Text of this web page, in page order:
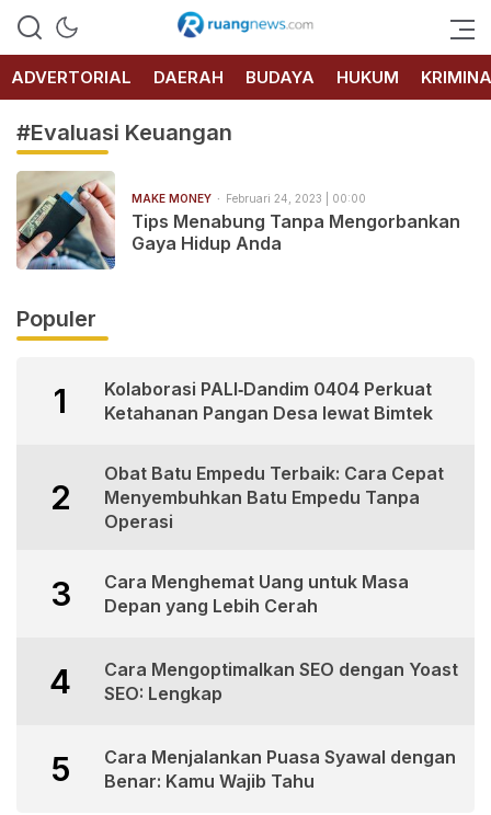
RUANG
NEWS
ADVERTORIAL
DAERAH BUDAYA HUKUM
#Evaluasi Keuangan
MAKE MONEY Februari 24, 2023 | 00:00
Tips Menabung Tanpa Mengorbankan
Gaya Hidup Anda
Populer
1
Kolaborasi PALI‑Dandim 0404 Perkuat
Ketahanan Pangan Desa lewat Bimtek
2
Obat Batu Empedu Terbaik: Cara Cepat
Menyembuhkan Batu Empedu Tanpa
Operasi
3
Cara Menghemat Uang untuk Masa
Depan yang Lebih Cerah
4
Cara Mengoptimalkan SEO dengan Yoast
SEO: Lengkap
5
Cara Menjalankan Puasa Syawal dengan
Benar: Kamu Wajib Tahu